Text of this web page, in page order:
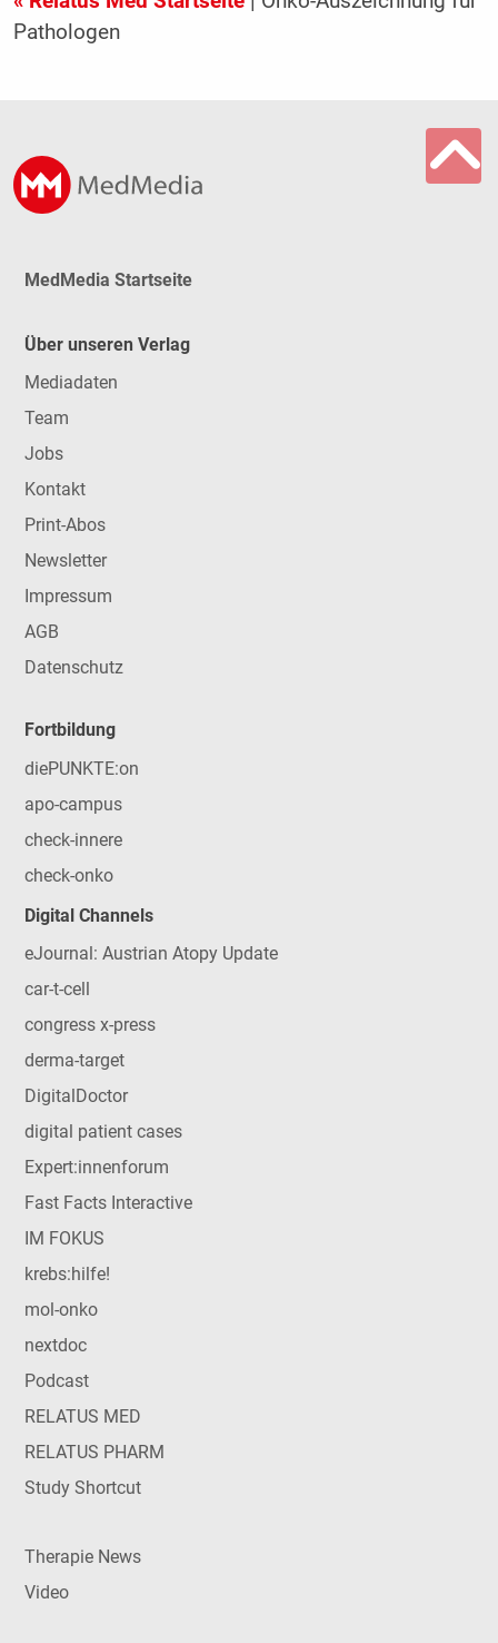
Pathologen
MedMedia Startseite
Über unseren Verlag
Mediadaten
Team
Jobs
Kontakt
Print-Abos
Newsletter
Impressum
AGB
Datenschutz
Fortbildung
diePUNKTE:on
apo-campus
check-innere
check-onko
Digital Channels
eJournal: Austrian Atopy Update
car-t-cell
congress x-press
derma-target
DigitalDoctor
digital patient cases
Expert:innenforum
Fast Facts Interactive
IM FOKUS
krebs:hilfe!
mol-onko
nextdoc
Podcast
RELATUS MED
RELATUS PHARM
Study Shortcut
Therapie News
Video